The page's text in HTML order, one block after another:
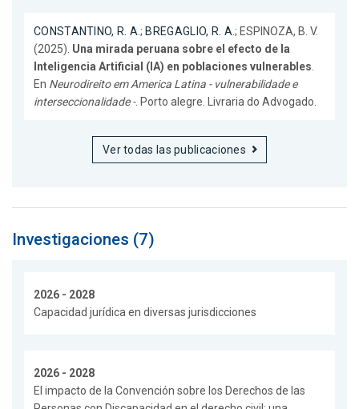
CONSTANTINO, R. A.; BREGAGLIO, R. A.; ESPINOZA, B. V.
(2025). Una mirada peruana sobre el efecto de la
Inteligencia Artificial (IA) en poblaciones vulnerables
En Neurodireito em America Latina - vulnerabilidade e
interseccionalidade -. Porto alegre. Livraria do Advogado.
Ver todas las publicaciones
Investigaciones (7)
2026 - 2028
Capacidad jurídica en diversas jurisdicciones
2026 - 2028
El impacto de la Convención sobre los Derechos de las